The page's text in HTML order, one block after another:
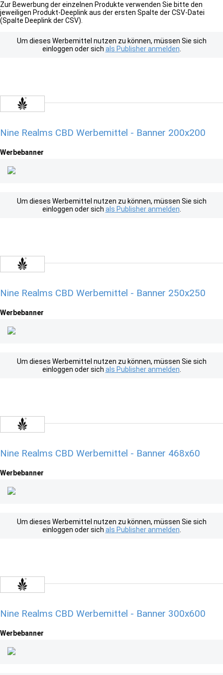
Zur Bewerbung der einzelnen Produkte verwenden Sie bitte den
jeweiligen Produkt-Deeplink aus der ersten Spalte der CSV-Datei
(Spalte Deeplink der CSV).
Um dieses Werbemittel nutzen zu können, müssen Sie sich
einloggen oder sich als Publisher anmelden
Nine Realms CBD Werbemittel - Banner 200x200
Werbebanner
Um dieses Werbemittel nutzen zu können, müssen Sie sich
einloggen oder sich als Publisher anmelden
Nine Realms CBD Werbemittel - Banner 250x250
Werbebanner
Um dieses Werbemittel nutzen zu können, müssen Sie sich
einloggen oder sich als Publisher anmelden
Nine Realms CBD Werbemittel - Banner 468x60
Werbebanner
Um dieses Werbemittel nutzen zu können, müssen Sie sich
einloggen oder sich als Publisher anmelden
Nine Realms CBD Werbemittel - Banner 300x600
Werbebanner